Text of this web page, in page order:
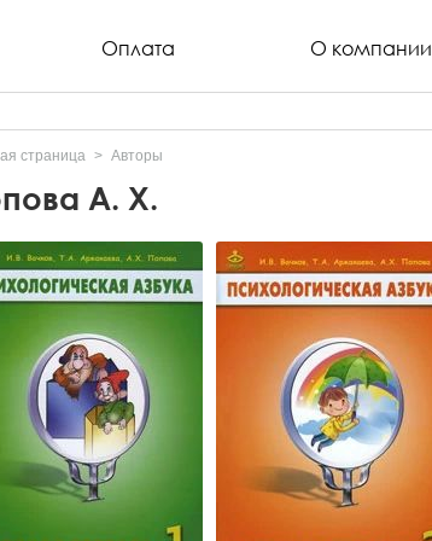
Оплата О компании
страница Авторы
А. Х.